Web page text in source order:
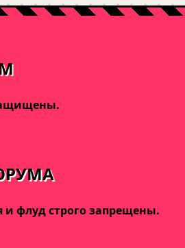
и флуд строго запрещены.